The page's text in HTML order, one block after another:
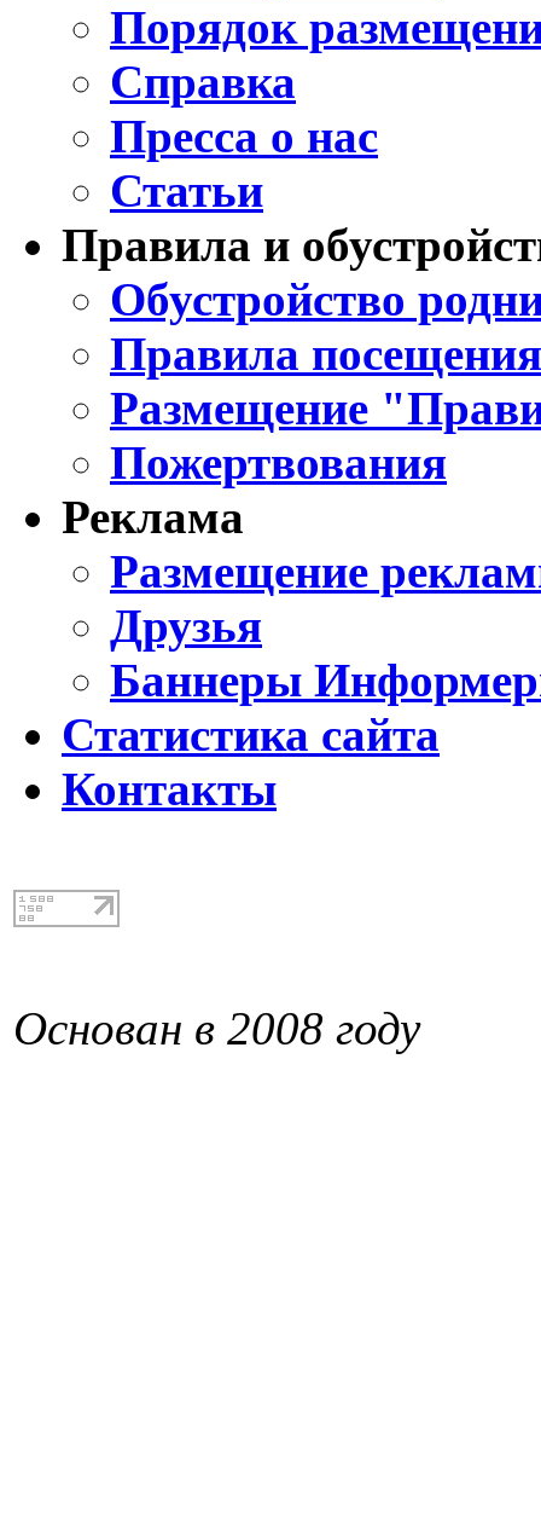
Порядок
Справка
Пресса о нас
Статьи
Правила и
Обустройство
Правила
Размещение
Пожертвования
Реклама
Размещение
Друзья
Баннеры
Статистика сайта
Контакты
Основан в 2008 году